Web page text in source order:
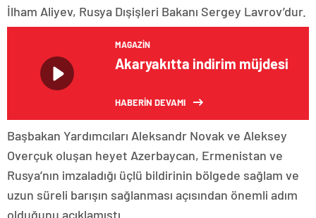
İlham Aliyev, Rusya Dışişleri Bakanı Sergey Lavrov’dur.
MAGAZIN
Akaryakıtta indirim müjdesi
HABERİN DEVAMI
Başbakan Yardımcıları Aleksandr Novak ve Aleksey
Overçuk oluşan heyet Azerbaycan, Ermenistan ve
Rusya’nın imzaladığı üçlü bildirinin bölgede sağlam ve
uzun süreli barışın sağlanması açısından önemli adım
olduğunu açıklamıştı.